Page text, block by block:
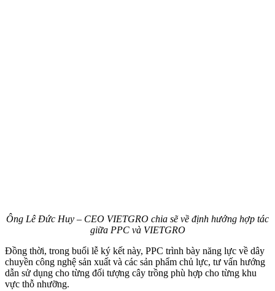
Ông Lê Đức Huy – CEO VIETGRO chia sẽ về định hướng hợp tác
giữa PPC và VIETGRO
Đồng thời, trong buổi lễ ký kết này, PPC trình bày năng lực về dây
chuyền công nghệ sản xuất và các sản phẩm chủ lực, tư vấn hướng
dẫn sử dụng cho từng đối tượng cây trồng phù hợp cho từng khu
vực thỗ nhưỡng.